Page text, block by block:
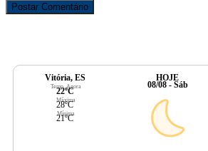
Vitória, ES
Temp. Agora
22ºC
Máxima
28ºC
Mínima
21ºC
HOJE
08/08 - Sáb